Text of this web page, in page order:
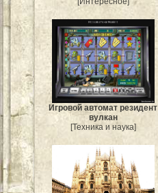
Игровой автомат резидент
вулкан
[Техника и наука]